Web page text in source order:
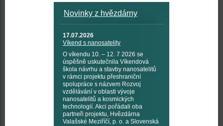
Novinky z hvězdárny
17.07.2026
Víkend s nanosatelity
O víkendu 10. – 12. 7 2026 se
úspěšně uskutečnila Víkendová
škola návrhu a stavby nanosatelitů
v rámci projektu přeshraniční
spolupráce s názvem Rozvoj
vzdělávání v oblasti vývoje
nanosatelitů a kosmických
technologií. Akci pořádali oba
partneři projektu, Hvězdárna
Valašské Meziříčí, p. o. a Slovenská